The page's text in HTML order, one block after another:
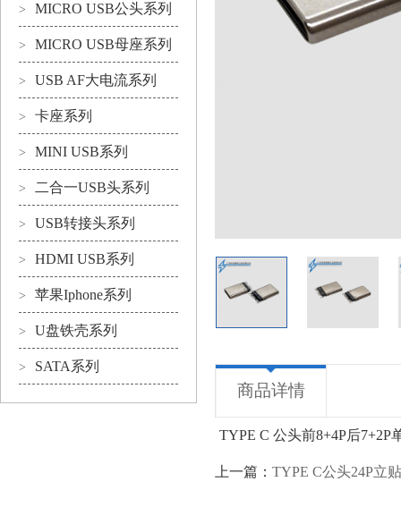
> MICRO USB公头系列
> MICRO USB母座系列
> USB AF大电流系列
> 卡座系列
> MINI USB系列
> 二合一USB头系列
> USB转接头系列
> HDMI USB系列
> 苹果Iphone系列
> U盘铁壳系列
> SATA系列
商品详情
TYPE C 公头前8+4P后7+2P
上一篇： TYPE C公头24P立